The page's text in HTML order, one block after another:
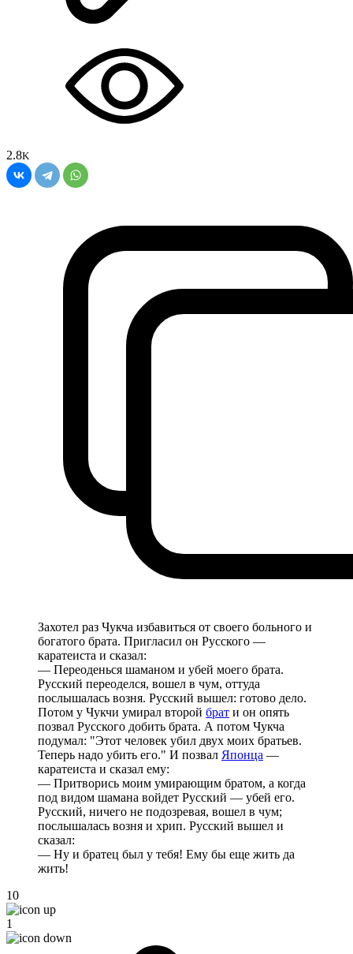
2.8K
Захотел раз Чукча избавиться от своего больного и
богатого брата. Пригласил он Русского —
каратеиста и сказал:
— Переоденься шаманом и убей моего брата.
Русский переоделся, вошел в чум, оттуда
послышалась возня. Русский вышел: готово дело.
Потом у Чукчи умирал второй брат и он опять
позвал Русского добить брата. А потом Чукча
подумал: "Этот человек убил двух моих братьев.
Теперь надо убить его." И позвал Японца —
каратеиста и сказал ему:
— Притворись моим умирающим братом, а когда
под видом шамана войдет Русский — убей его.
Русский, ничего не подозревая, вошел в чум;
послышалась возня и хрип. Русский вышел и
сказал:
— Ну и братец был у тебя! Ему бы еще жить да
жить!
10
1